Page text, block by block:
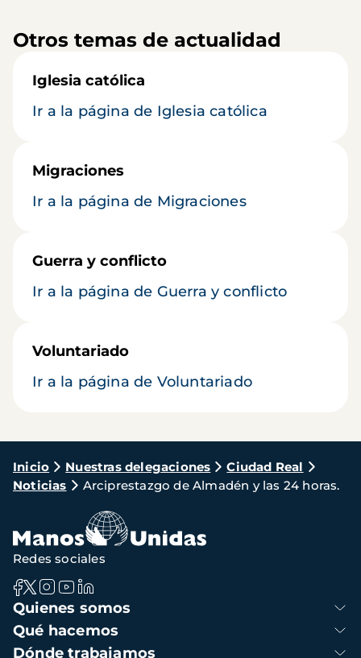
Otros temas de actualidad
Iglesia católica
Ir a la página de Iglesia católica
Migraciones
Ir a la página de Migraciones
Guerra y conflicto
Ir a la página de Guerra y conflicto
Voluntariado
Ir a la página de Voluntariado
Ruta
de
navegación
Inicio Nuestras delegaciones
Ciudad Real
Noticias
Arciprestazgo de Almadén y las 24 horas.
Navegación
principal
Quienes somos
Qué hacemos
Dónde trabajamos
Redes sociales